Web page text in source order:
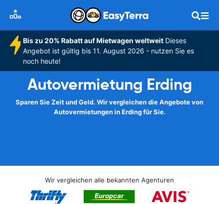
Bis zu 20% Rabatt auf Mietwagen weltweitDieses
Angebot ist gültig bis 11. August 2026 - nutzen Sie es
noch heute!
Autovermietung Erding
Sparen Sie Zeit und Geld. Wir vergleichen die Angebote von
Autovermietungen in Erding für Sie.
Wir vergleichen alle bekannten Agenturen